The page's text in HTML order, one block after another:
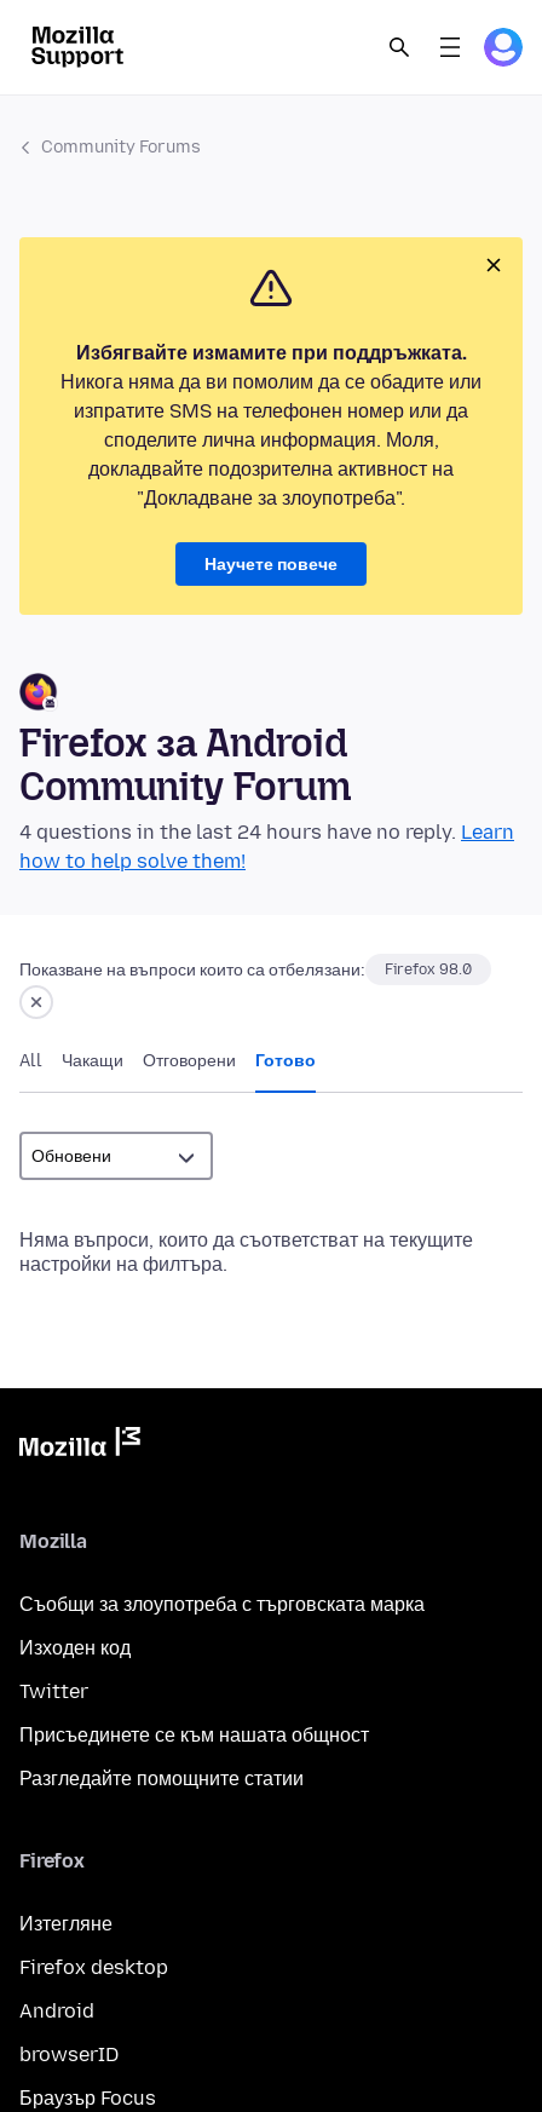
Community Forums
Избягвайте измамите при поддръжката.
Никога няма да ви помолим да се обадите или
изпратите SMS на телефонен номер или да
споделите лична информация. Моля,
докладвайте подозрителна активност на
"Докладване за злоупотреба".
Научете повече
Firefox за Android
Community Forum
4 questions in the last 24 hours have no reply. Learn
how to help solve them!
Показване на въпроси които са отбелязани: Firefox 98.0
All Чакащи Отговорени Готово
Няма въпроси, които да съответстват на текущите
настройки на филтъра.
Mozilla
Съобщи за злоупотреба с търговската марка
Изходен код
Twitter
Присъединете се към нашата общност
Разгледайте помощните статии
Firefox
Изтегляне
Firefox desktop
Android
browserID
Браузър Focus